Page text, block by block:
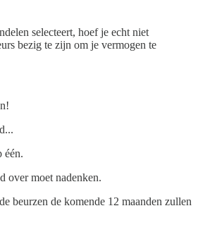
selecteert, hoef je echt niet
bezig te zijn om je vermogen te
één.
over moet nadenken.
beurzen de komende 12 maanden zullen